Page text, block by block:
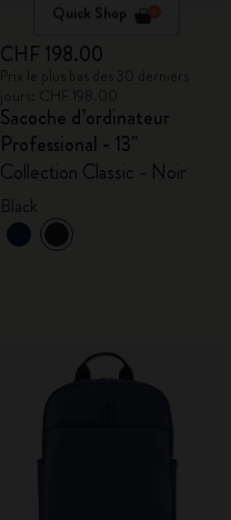
Quick Shop
CHF 198.00
Sacoche d’ordinateur
Professional - 13"
Collection Classic - Noir